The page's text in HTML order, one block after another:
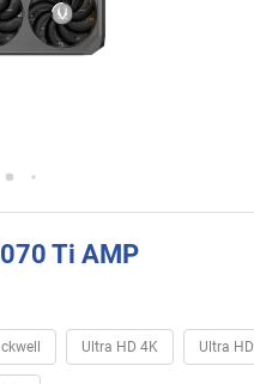
Ti AMP
Ultra HD 4K Ultra